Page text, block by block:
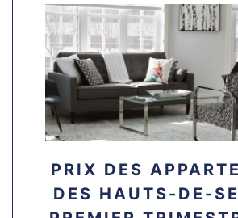
PRIX DES
DES HAUTS-DE-